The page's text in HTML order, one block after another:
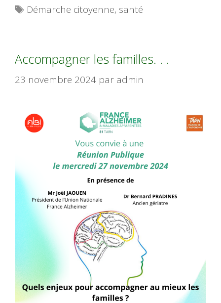
Étiquettes
Démarche citoyenne, santé
Accompagner les familles. . .
23 novembre 2024 par admin